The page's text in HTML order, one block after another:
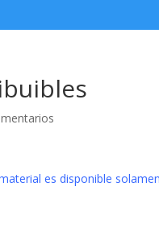
es disponible